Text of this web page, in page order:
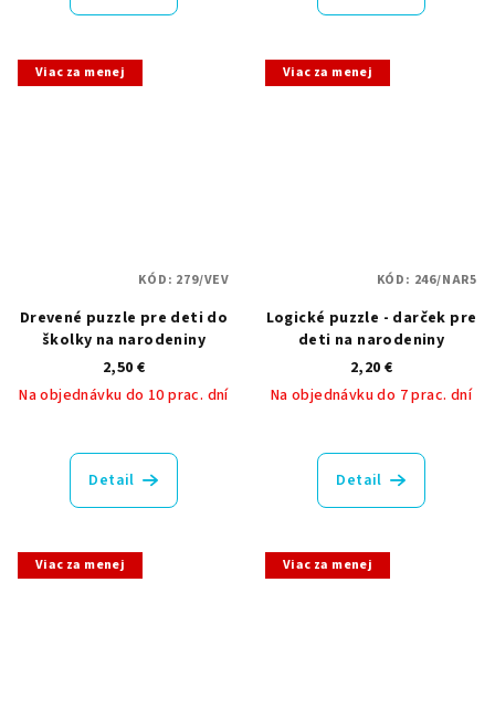
5
hviezdičiek.
Viac za menej
Drevené puzzle pre deti do
školky na narodeniny
2,50 €
Na objednávku do 10 prac. dní
Detail
KÓD: 279/VEV
Viac za menej
Logické puzzle - darček pre
deti na narodeniny
2,20 €
Na objednávku do 7 prac. dní
Detail
KÓD: 246/NAR5
Viac za menej Viac za menej